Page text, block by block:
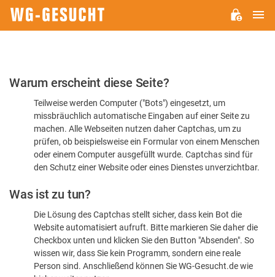
Bitte
dass
sind
Warum erscheint diese Seite?
Teilweise werden Computer ("Bots") eingesetzt, um
missbräuchlich automatische Eingaben auf einer Seite zu
machen. Alle Webseiten nutzen daher Captchas, um zu
prüfen, ob beispielsweise ein Formular von einem Menschen
oder einem Computer ausgefüllt wurde. Captchas sind für
den Schutz einer Website oder eines Dienstes unverzichtbar.
Was ist zu tun?
Die Lösung des Captchas stellt sicher, dass kein Bot die
Website automatisiert aufruft. Bitte markieren Sie daher die
Checkbox unten und klicken Sie den Button "Absenden". So
wissen wir, dass Sie kein Programm, sondern eine reale
Person sind. Anschließend können Sie WG-Gesucht.de wie